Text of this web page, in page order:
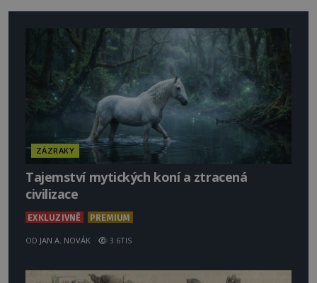
dubnu 202
ZÁZRAKY
Tajemství mytických koní a ztracená
civilizace
EXKLUZIVNĚ PREMIUM
OD JAN A. NOVÁK 3.6TIS